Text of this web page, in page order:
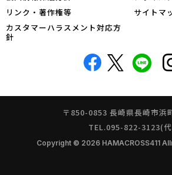
リンク・著作権等
サイトマ
カスタマーハラスメント対応方
針
〒850-0853 長崎県長崎市
TEL.095-822-3123(
Copyright © 2026 HAMACROSS411